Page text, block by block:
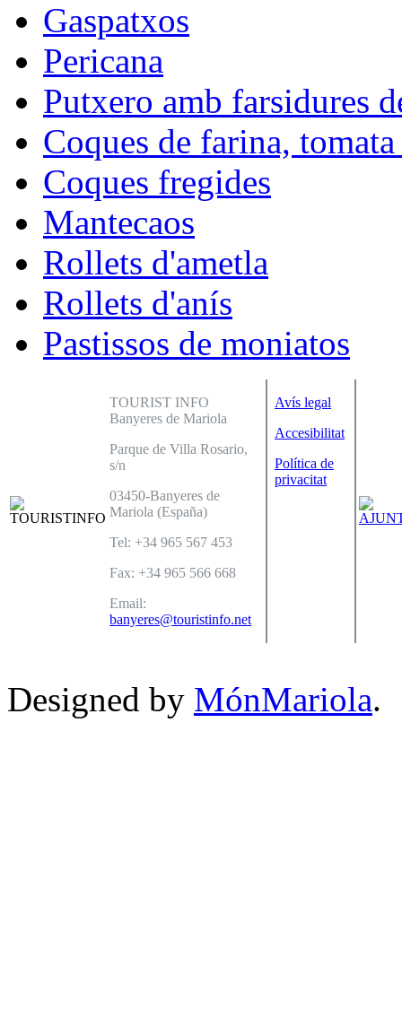
Gaspatxos
Pericana
Putxero amb farsidures
Coques de farina,
Coques fregides
Mantecaos
Rollets d'ametla
Rollets d'anís
Pastissos de moniatos
TOURIST INFO
Banyeres de Mariola
Parque de Villa Rosario,
s/n
03450-Banyeres de
Mariola (España)
Tel: +34 965 567 453
Fax: +34 965 566 668
Email:
banyeres@touristinfo.net
Avís legal
Accesibilitat
Política de
privacitat
Designed by MónMariola.